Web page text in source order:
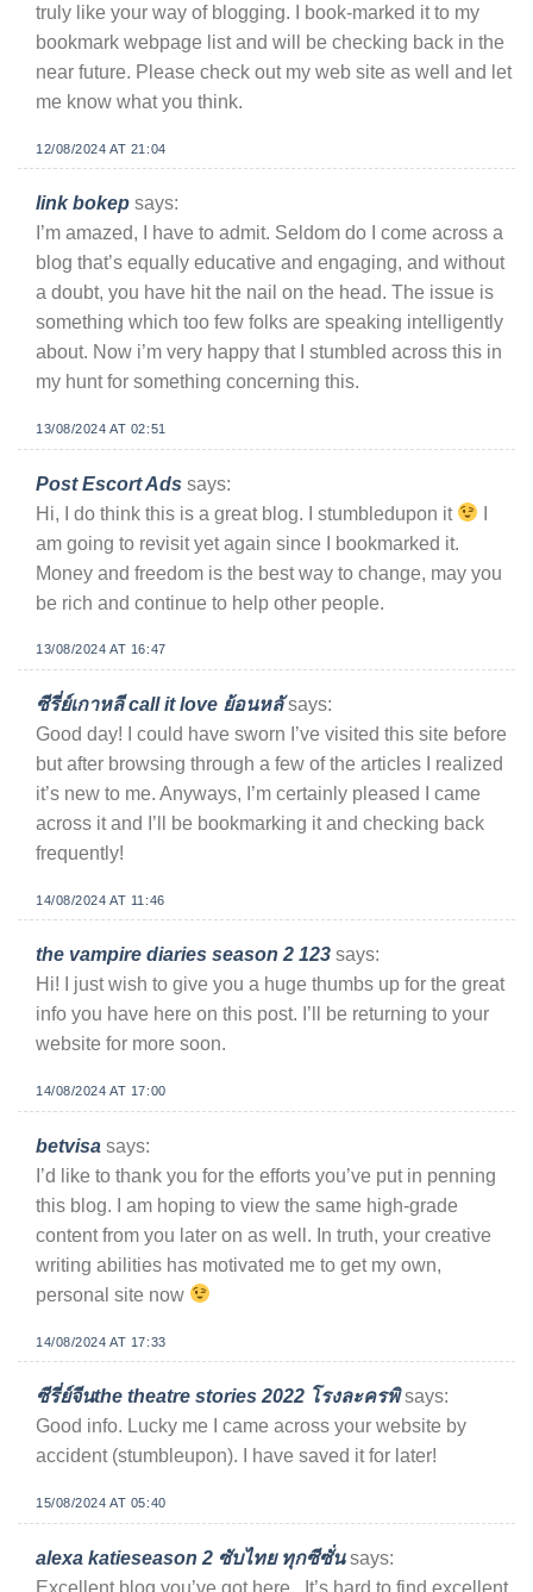
truly like your way of blogging. I book-marked it to my
bookmark webpage list and will be checking back in the
near future. Please check out my web site as well and let
me know what you think.
12/08/2024 AT 21:04
link bokep says:
I’m amazed, I have to admit. Seldom do I come across a
blog that’s equally educative and engaging, and without
a doubt, you have hit the nail on the head. The issue is
something which too few folks are speaking intelligently
about. Now i’m very happy that I stumbled across this in
my hunt for something concerning this.
13/08/2024 AT 02:51
Post Escort Ads says:
Hi, I do think this is a great blog. I stumbledupon it
am going to revisit yet again since I bookmarked it.
Money and freedom is the best way to change, may you
be rich and continue to help other people.
13/08/2024 AT 16:47
ซีรี่ย์เกาหลี call it love ย้อนหลั says:
Good day! I could have sworn I’ve visited this site before
but after browsing through a few of the articles I realized
it’s new to me. Anyways, I’m certainly pleased I came
across it and I’ll be bookmarking it and checking back
frequently!
14/08/2024 AT 11:46
the vampire diaries season 2 123 says:
Hi! I just wish to give you a huge thumbs up for the great
info you have here on this post. I’ll be returning to your
website for more soon.
14/08/2024 AT 17:00
betvisa says:
I’d like to thank you for the efforts you’ve put in penning
this blog. I am hoping to view the same high-grade
content from you later on as well. In truth, your creative
writing abilities has motivated me to get my own,
personal site now
14/08/2024 AT 17:33
ซีรี่ย์จีนthe theatre stories 2022 โรงละครพิ says:
Good info. Lucky me I came across your website by
accident (stumbleupon). I have saved it for later!
15/08/2024 AT 05:40
alexa katieseason 2 ซับไทย ทุกซีซั่น says:
Excellent blog you’ve got here.. It’s hard to find excellent